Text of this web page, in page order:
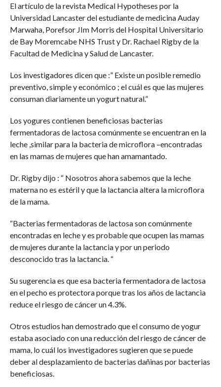
El artículo de la revista Medical Hypotheses por la
Universidad Lancaster del estudiante de medicina Auday
Marwaha, Porefsor JIm Morris del Hospital Universitario
de Bay Moremcabe NHS Trust y Dr. Rachael Rigby de la
Facultad de Medicina y Salud de Lancaster.
Los investigadores dicen que :” Existe un posible remedio
preventivo, simple y económico ; el cuál es que las mujeres
consuman diariamente un yogurt natural.”
Los yogures contienen beneficiosas bacterias
fermentadoras de lactosa comúnmente se encuentran en la
leche ,similar para la bacteria de microflora –encontradas
en las mamas de mujeres que han amamantado.
Dr. Rigby dijo : “ Nosotros ahora sabemos que la leche
materna no es estéril y que la lactancia altera la microflora
de la mama.
“Bacterias fermentadoras de lactosa son comúnmente
encontradas en leche y es probable que ocupen las mamas
de mujeres durante la lactancia y por un periodo
desconocido tras la lactancia. “
Su sugerencia es que esa bacteria fermentadora de lactosa
en el pecho es protectora porque tras los años de lactancia
reduce el riesgo de cáncer un 4.3%.
Otros estudios han demostrado que el consumo de yogur
estaba asociado con una reducción del riesgo de cáncer de
mama, lo cuál los investigadores sugieren que se puede
deber al desplazamiento de bacterias dañinas por bacterias
beneficiosas.